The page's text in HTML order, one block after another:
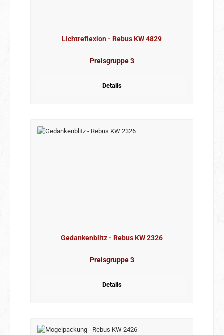
Lichtreflexion - Rebus KW 4829
Preisgruppe 3
Details
Gedankenblitz - Rebus KW 2326
Preisgruppe 3
Details